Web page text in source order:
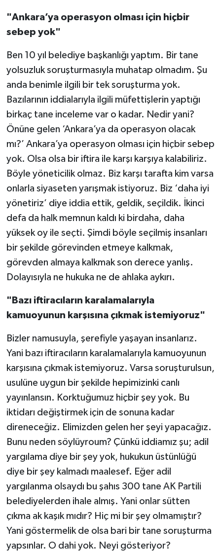
"Ankara’ya operasyon olması için hiçbir
sebep yok"
Ben 10 yıl belediye başkanlığı yaptım. Bir tane
yolsuzluk soruşturmasıyla muhatap olmadım. Şu
anda benimle ilgili bir tek soruşturma yok.
Bazılarının iddialarıyla ilgili müfettişlerin yaptığı
birkaç tane inceleme var o kadar. Nedir yani?
Önüne gelen ‘Ankara’ya da operasyon olacak
mı?’ Ankara’ya operasyon olması için hiçbir sebep
yok. Olsa olsa bir iftira ile karşı karşıya kalabiliriz.
Böyle yöneticilik olmaz. Biz karşı tarafta kim varsa
onlarla siyaseten yarışmak istiyoruz. Biz ‘daha iyi
yönetiriz’ diye iddia ettik, geldik, seçildik. İkinci
defa da halk memnun kaldı ki birdaha, daha
yüksek oy ile seçti. Şimdi böyle seçilmiş insanları
bir şekilde görevinden etmeye kalkmak,
görevden almaya kalkmak son derece yanlış.
Dolayısıyla ne hukuka ne de ahlaka aykırı.
"Bazı iftiracıların karalamalarıyla
kamuoyunun karşısına çıkmak istemiyoruz"
Bizler namusuyla, şerefiyle yaşayan insanlarız.
Yani bazı iftiracıların karalamalarıyla kamuoyunun
karşısına çıkmak istemiyoruz. Varsa soruşturulsun,
usulüne uygun bir şekilde hepimizinki canlı
yayınlansın. Korktuğumuz hiçbir şey yok. Bu
iktidarı değiştirmek için de sonuna kadar
direneceğiz. Elimizden gelen her şeyi yapacağız.
Bunu neden söylüyroum? Çünkü iddiamız şu; adil
yargılama diye bir şey yok, hukukun üstünlüğü
diye bir şey kalmadı maalesef. Eğer adil
yargılanma olsaydı bu şahıs 300 tane AK Partili
belediyelerden ihale almış. Yani onlar sütten
çıkma ak kaşık mıdır? Hiç mi bir şey olmamıştır?
Yani göstermelik de olsa bari bir tane soruşturma
yapsınlar. O dahi yok. Neyi gösteriyor?